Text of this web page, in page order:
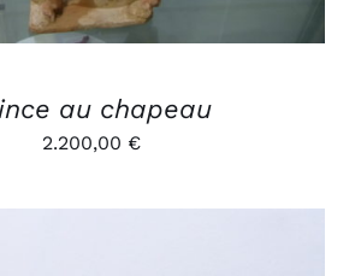
au chapeau
2.200,00 €